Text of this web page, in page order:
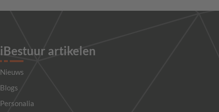
iBestuur artikelen
Nieuws
Blogs
Personalia